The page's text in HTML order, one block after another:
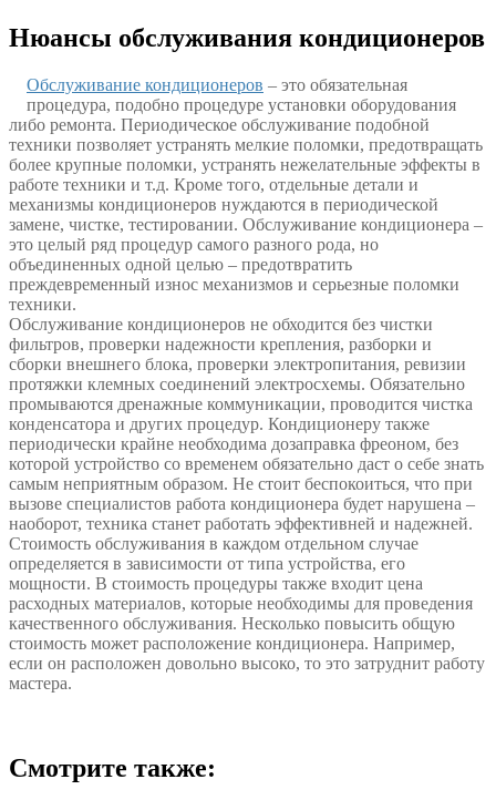
Нюансы обслуживания кондиционеров
Обслуживание кондиционеров – это обязательная
процедура, подобно процедуре установки оборудования
либо ремонта. Периодическое обслуживание подобной
техники позволяет устранять мелкие поломки, предотвращать
более крупные поломки, устранять нежелательные эффекты в
работе техники и т.д. Кроме того, отдельные детали и
механизмы кондиционеров нуждаются в периодической
замене, чистке, тестировании. Обслуживание кондиционера –
это целый ряд процедур самого разного рода, но
объединенных одной целью – предотвратить
преждевременный износ механизмов и серьезные поломки
техники.
Обслуживание кондиционеров не обходится без чистки
фильтров, проверки надежности крепления, разборки и
сборки внешнего блока, проверки электропитания, ревизии
протяжки клемных соединений электросхемы. Обязательно
промываются дренажные коммуникации, проводится чистка
конденсатора и других процедур. Кондиционеру также
периодически крайне необходима дозаправка фреоном, без
которой устройство со временем обязательно даст о себе знать
самым неприятным образом. Не стоит беспокоиться, что при
вызове специалистов работа кондиционера будет нарушена –
наоборот, техника станет работать эффективней и надежней.
Стоимость обслуживания в каждом отдельном случае
определяется в зависимости от типа устройства, его
мощности. В стоимость процедуры также входит цена
расходных материалов, которые необходимы для проведения
качественного обслуживания. Несколько повысить общую
стоимость может расположение кондиционера. Например,
если он расположен довольно высоко, то это затруднит работу
мастера.
Смотрите также: